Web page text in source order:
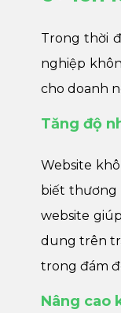
Trong thời
nghiệp
cho doanh
Tăng độ
Website
biết thương
website
dung trên
trong đám
Nâng cao